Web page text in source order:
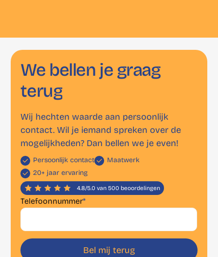
We bellen je graag
terug
Wij hechten waarde aan persoonlijk
contact. Wil je iemand spreken over de
mogelijkheden? Dan bellen we je even!
Persoonlijk contact
Maatwerk
20+ jaar ervaring
4.8/5.0 van 500 beoordelingen
Telefoonnummer*